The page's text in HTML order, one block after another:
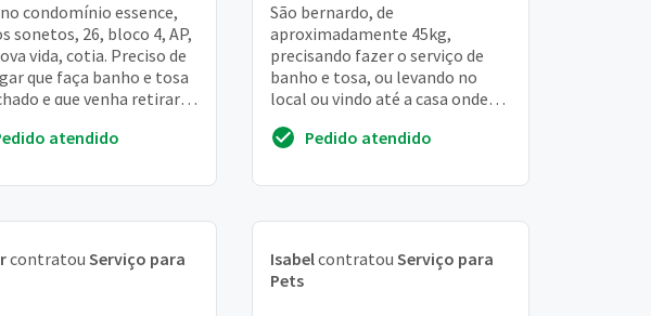
condomínio essence,
sonetos, 26, bloco 4, AP,
vida, cotia. Preciso de
que faça banho e tosa
e que venha retirar
atendido
São bernardo, de
aproximadamente 45kg,
precisando fazer o serviço de
banho e tosa, ou levando no
local ou vindo até a casa onde
recreio dos bandeirantes
Pedido atendido
contratou Serviço para
Isabelcontratou Serviço para
Pets